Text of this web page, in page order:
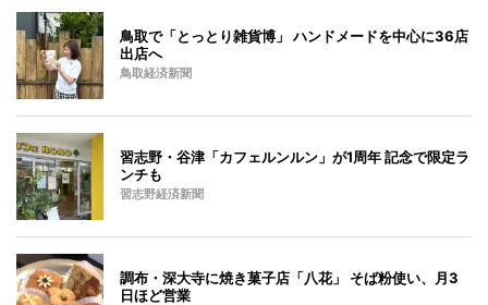
鳥取で「とっとり雑貨博」 ハンドメードを中心に36店
出店へ
鳥取経済新聞
習志野・谷津「カフェルンルン」が1周年 記念で限定ラ
ンチも
習志野経済新聞
調布・深大寺に焼き菓子店「八花」 そば粉使い、月3
日ほど営業